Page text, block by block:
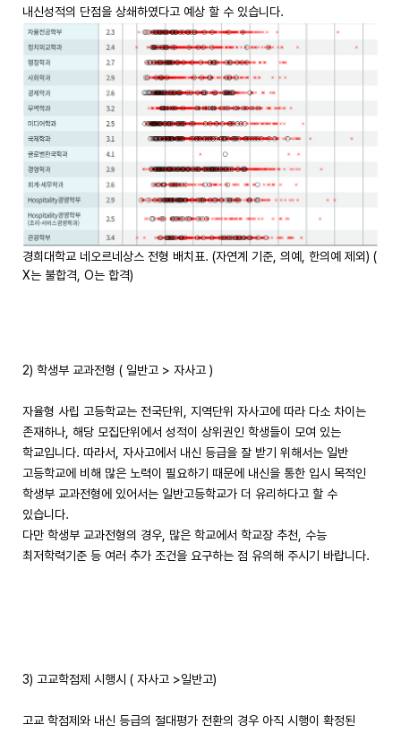
내신성적의 단점을 상쇄하였다고 예상 할 수 있습니다.
경희대학교 네오르네상스 전형 배치표. (자연계 기준, 의예, 한의예 제외) (
X는 불합격, O는 합격)
2) 학생부 교과전형 ( 일반고 > 자사고 )
자율형 사립 고등학교는 전국단위, 지역단위 자사고에 따라 다소 차이는
존재하나, 해당 모집단위에서 성적이 상위권인 학생들이 모여 있는
학교입니다. 따라서, 자사고에서 내신 등급을 잘 받기 위해서는 일반
고등학교에 비해 많은 노력이 필요하기 때문에 내신을 통한 입시 목적인
학생부 교과전형에 있어서는 일반고등학교가 더 유리하다고 할 수
있습니다.
다만 학생부 교과전형의 경우, 많은 학교에서 학교장 추천, 수능
최저학력기준 등 여러 추가 조건을 요구하는 점 유의해 주시기 바랍니다.
3) 고교학점제 시행시 ( 자사고 >일반고)
고교 학점제와 내신 등급의 절대평가 전환의 경우 아직 시행이 확정된